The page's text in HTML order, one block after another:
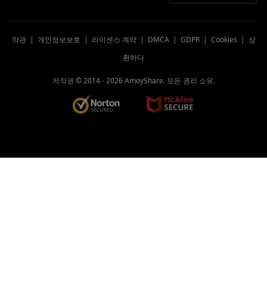
약관| 개인정보보호 | 라이센스 계약| DMCA| GDPR| Cookies | 상
환하다
저작권 © 2014 -2026AmoyShare. 모든 권리 소유.